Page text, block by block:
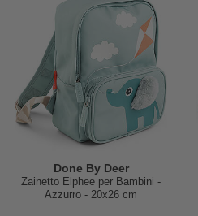
Done By Deer
Zainetto Elphee per Bambini -
Azzurro - 20x26 cm